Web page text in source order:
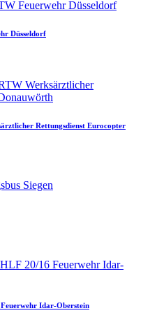
Düsseldorf
Rettungsdienst Eurocopter
Idar-Oberstein